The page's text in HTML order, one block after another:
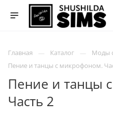
Главная Каталог Моды
Пение и танцы с микрофоном.
Пение и танцы
Часть 2